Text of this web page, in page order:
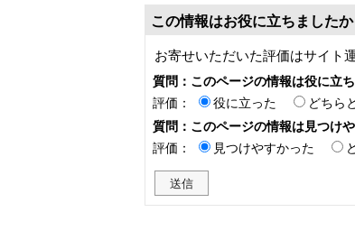
この情報はお役に立ちましたか
お寄せいただいた評価はサイト
質問：このページの情報は役に立
評価：
役に立った どちら
質問：このページの情報は見つけ
評価：
見つけやすかった